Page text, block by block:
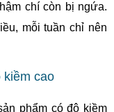
chí còn bị ngứa.
mỗi tuần chỉ nên
kiềm cao
phẩm có độ kiềm